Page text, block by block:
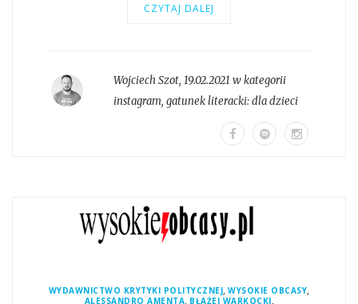
CZYTAJ DALEJ
Wojciech Szot, 19.02.2021 w kategorii
instagram, gatunek literacki:dla dzieci
WYDAWNICTWO KRYTYKI POLITYCZNEJ,WYSOKIE OBCASY,
ALESSANDRO AMENTA, BŁAŻEJ WARKOCKI,